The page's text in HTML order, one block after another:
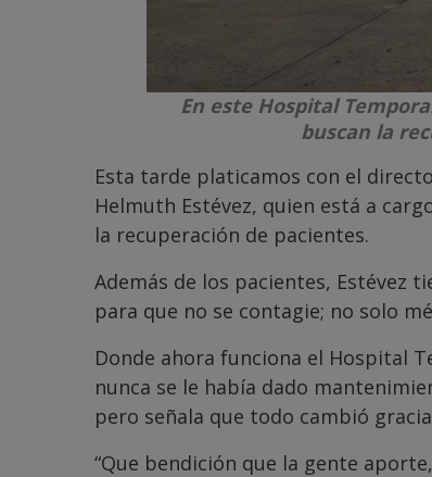
En este Hospital
buscan la
Esta tarde platicamos con el
Helmuth Estévez, quien está a
la recuperación de pacientes.
Además de los pacientes, Estévez
para que no se contagie; no solo
Donde ahora funciona el Hospital
nunca se le había dado
pero señala que todo cambió
“Que bendición que la gente